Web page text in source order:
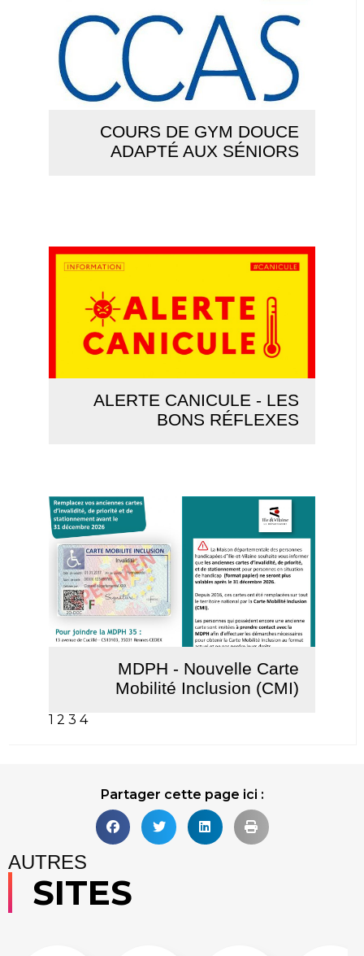
COURS DE GYM DOUCE
ADAPTÉ AUX SÉNIORS
ALERTE CANICULE - LES
BONS RÉFLEXES
MDPH - Nouvelle Carte
Mobilité Inclusion (CMI)
1 2 3 4
Partager cette page ici :
AUTRES
SITES